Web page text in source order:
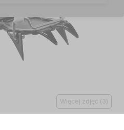
Więcej zdjęć ( 3 )